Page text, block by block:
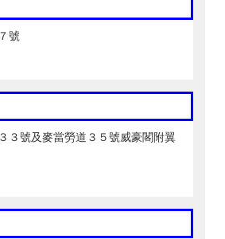
號
３號及麥當勞道３５號威豪閣附翼